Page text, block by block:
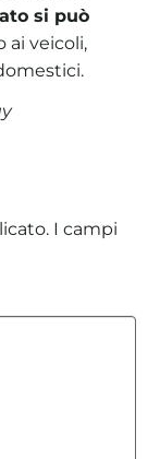
si può
ai veicoli,
I campi